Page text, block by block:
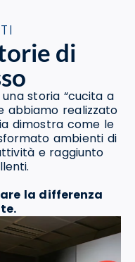
di
storia “cucita a
abbiamo realizzato
dimostra come le
ambienti di
e raggiunto
la differenza